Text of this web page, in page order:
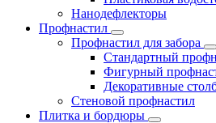
Нанодефлекторы
Профнастил
Профнастил для забора
Стандартный
Фигурный
Декоративные
Стеновой профнастил
Плитка и бордюры